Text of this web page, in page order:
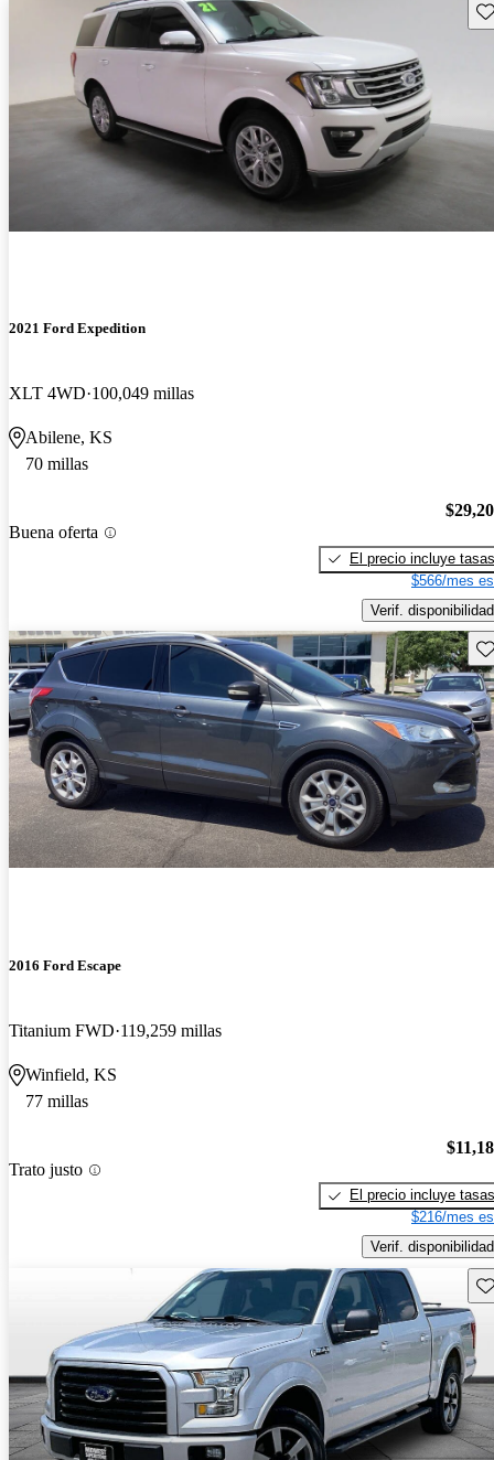
2021 Ford Expedition
XLT 4WD 100,049 millas
Abilene, KS
70 millas
Buena oferta
El precio incluye tasas
$566/mes
Verif. disponibilidad
2016 Ford Escape
Titanium FWD 119,259 millas
Winfield, KS
77 millas
Trato justo
El precio incluye tasas
$216/mes
Verif. disponibilidad